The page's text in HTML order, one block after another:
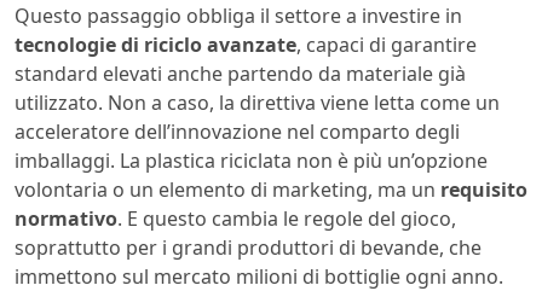
Questo passaggio obbliga il settore a investire in
tecnologie di riciclo avanzate, capaci di garantire
standard elevati anche partendo da materiale già
utilizzato. Non a caso, la direttiva viene letta come un
acceleratore dell’innovazione nel comparto degli
imballaggi. La plastica riciclata non è più un’opzione
volontaria o un elemento di marketing, ma un requisito
normativo. E questo cambia le regole del gioco,
soprattutto per i grandi produttori di bevande, che
immettono sul mercato milioni di bottiglie ogni anno.